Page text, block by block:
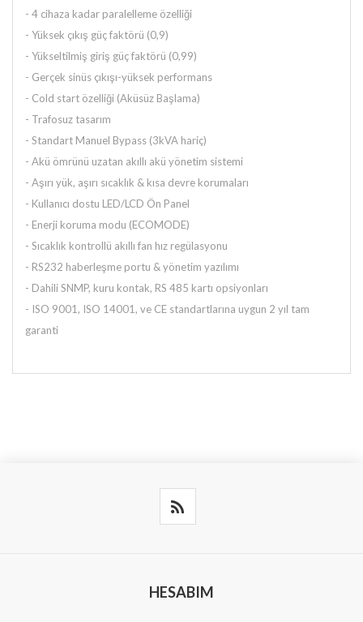
- 4 cihaza kadar paralelleme özelliği
- Yüksek çıkış güç faktörü (0,9)
- Yükseltilmiş giriş güç faktörü (0,99)
- Gerçek sinüs çıkışı-yüksek performans
- Cold start özelliği (Aküsüz Başlama)
- Trafosuz tasarım
- Standart Manuel Bypass (3kVA hariç)
- Akü ömrünü uzatan akıllı akü yönetim sistemi
- Aşırı yük, aşırı sıcaklık & kısa devre korumaları
- Kullanıcı dostu LED/LCD Ön Panel
- Enerji koruma modu (ECOMODE)
- Sıcaklık kontrollü akıllı fan hız regülasyonu
- RS232 haberleşme portu & yönetim yazılımı
- Dahili SNMP, kuru kontak, RS 485 kartı opsiyonları
- ISO 9001, ISO 14001, ve CE standartlarına uygun 2 yıl tam
garanti
HESABIM